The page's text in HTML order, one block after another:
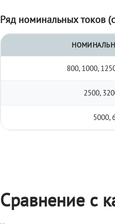
Ряд номинальных токов
800, 1000,
2500,
5000,
Сравнение с